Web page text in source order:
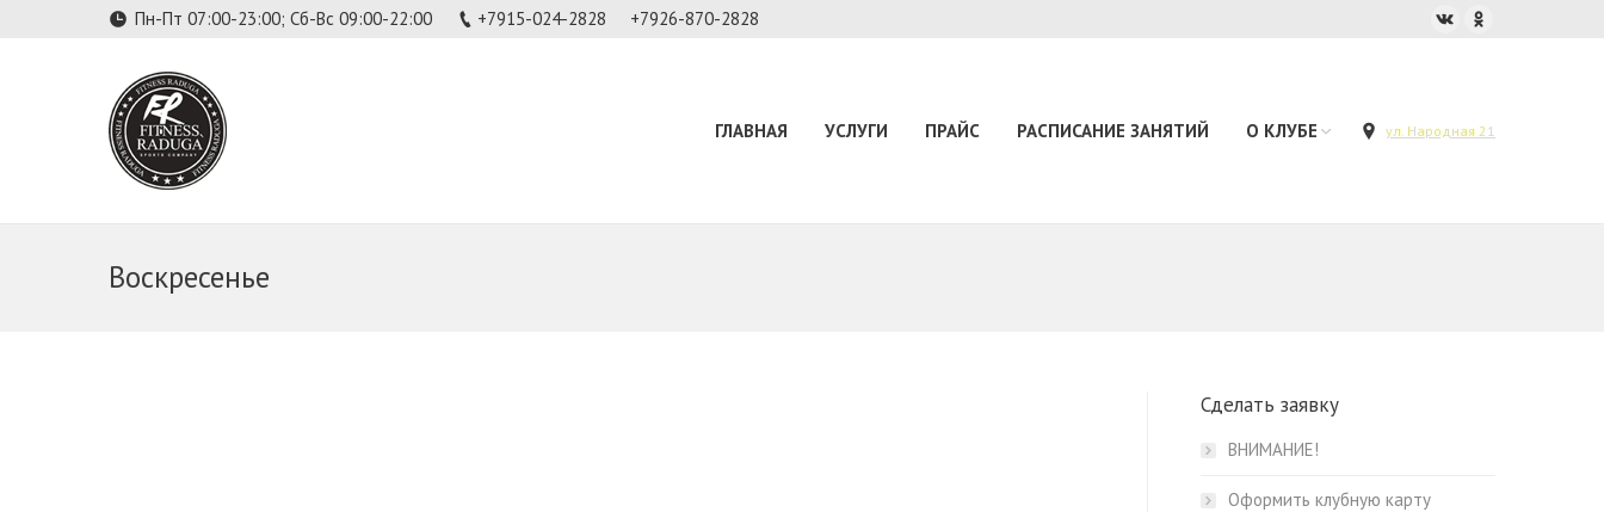
Пн-Пт 07:00-23:00; Сб-Вс 09:00-22:00 +7915-024-2828 +7926-870-2828
ГЛАВНАЯ УСЛУГИ ПРАЙС РАСПИСАНИЕ ЗАНЯТИЙ О КЛУБЕ ул. Народная 21
Воскресенье
Сделать заявку
ВНИМАНИЕ!
Оформить клубную карту